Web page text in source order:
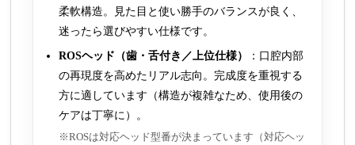
柔軟構造。見た目と使い勝手のバランスが良く、
迷ったら選びやすい仕様です。
ROSヘッド（歯・舌付き／上位仕様）
：口腔内部
の再現度を高めたリアル志向。完成度を重視する
方に適しています（構造が複雑なため、使用後の
ケアは丁寧に）。
※ROSは対応ヘッド型番が決まっています（対応ヘッ